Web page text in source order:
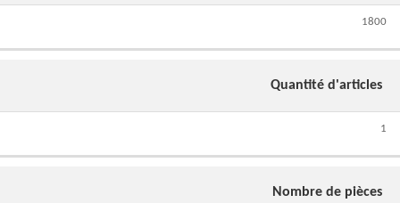
1800
Quantité d'articles
1
Nombre de pièces